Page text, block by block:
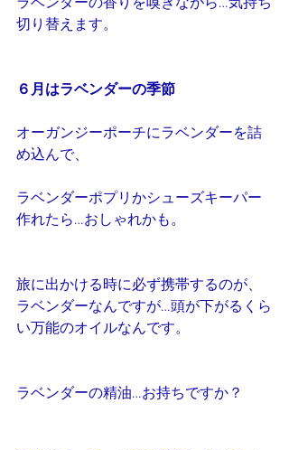
切り替えます。
６月はラベンダーの季節
オーガンジーポーチにラベンダーを詰
め込んで、
ラベンダーポプリかシューズキーパー
作れたら…おしゃれかも。
旅に出かける時に必ず携帯するのが、
ラベンダーなんですが…頭が下がるくら
い万能のオイルなんです。
ラベンダーの精油…お持ちですか？